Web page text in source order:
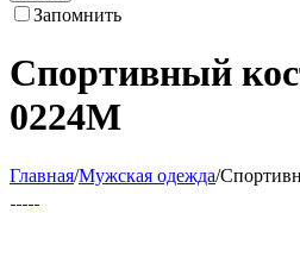
Запомнить
Спортивный
0224M
Главная/Мужская одежда/